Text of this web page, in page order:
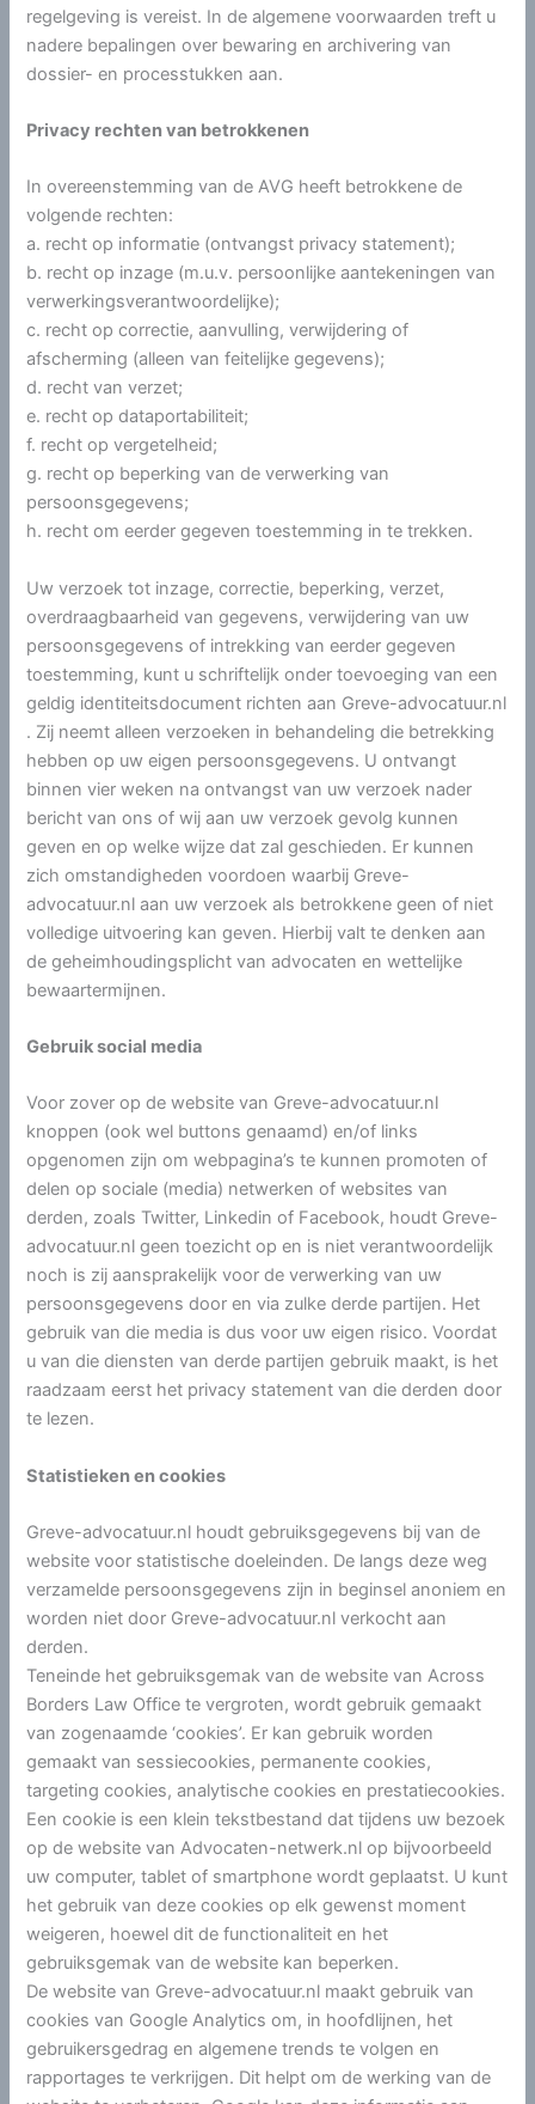
regelgeving is vereist. In de algemene voorwaarden treft u
nadere bepalingen over bewaring en archivering van
dossier- en processtukken aan.
Privacy rechten van betrokkenen
In overeenstemming van de AVG heeft betrokkene de
volgende rechten:
a. recht op informatie (ontvangst privacy statement);
b. recht op inzage (m.u.v. persoonlijke aantekeningen van
verwerkingsverantwoordelijke);
c. recht op correctie, aanvulling, verwijdering of
afscherming (alleen van feitelijke gegevens);
d. recht van verzet;
e. recht op dataportabiliteit;
f. recht op vergetelheid;
g. recht op beperking van de verwerking van
persoonsgegevens;
h. recht om eerder gegeven toestemming in te trekken.
Uw verzoek tot inzage, correctie, beperking, verzet,
overdraagbaarheid van gegevens, verwijdering van uw
persoonsgegevens of intrekking van eerder gegeven
toestemming, kunt u schriftelijk onder toevoeging van een
geldig identiteitsdocument richten aan Greve-advocatuur.nl
. Zij neemt alleen verzoeken in behandeling die betrekking
hebben op uw eigen persoonsgegevens. U ontvangt
binnen vier weken na ontvangst van uw verzoek nader
bericht van ons of wij aan uw verzoek gevolg kunnen
geven en op welke wijze dat zal geschieden. Er kunnen
zich omstandigheden voordoen waarbij Greve-
advocatuur.nl aan uw verzoek als betrokkene geen of niet
volledige uitvoering kan geven. Hierbij valt te denken aan
de geheimhoudingsplicht van advocaten en wettelijke
bewaartermijnen.
Gebruik social media
Voor zover op de website van Greve-advocatuur.nl
knoppen (ook wel buttons genaamd) en/of links
opgenomen zijn om webpagina’s te kunnen promoten of
delen op sociale (media) netwerken of websites van
derden, zoals Twitter, Linkedin of Facebook, houdt Greve-
advocatuur.nl geen toezicht op en is niet verantwoordelijk
noch is zij aansprakelijk voor de verwerking van uw
persoonsgegevens door en via zulke derde partijen. Het
gebruik van die media is dus voor uw eigen risico. Voordat
u van die diensten van derde partijen gebruik maakt, is het
raadzaam eerst het privacy statement van die derden door
te lezen.
Statistieken en cookies
Greve-advocatuur.nl houdt gebruiksgegevens bij van de
website voor statistische doeleinden. De langs deze weg
verzamelde persoonsgegevens zijn in beginsel anoniem en
worden niet door Greve-advocatuur.nl verkocht aan
derden.
Teneinde het gebruiksgemak van de website van Across
Borders Law Office te vergroten, wordt gebruik gemaakt
van zogenaamde ‘cookies’. Er kan gebruik worden
gemaakt van sessiecookies, permanente cookies,
targeting cookies, analytische cookies en prestatiecookies.
Een cookie is een klein tekstbestand dat tijdens uw bezoek
op de website van Advocaten-netwerk.nl op bijvoorbeeld
uw computer, tablet of smartphone wordt geplaatst. U kunt
het gebruik van deze cookies op elk gewenst moment
weigeren, hoewel dit de functionaliteit en het
gebruiksgemak van de website kan beperken.
De website van Greve-advocatuur.nl maakt gebruik van
cookies van Google Analytics om, in hoofdlijnen, het
gebruikersgedrag en algemene trends te volgen en
rapportages te verkrijgen. Dit helpt om de werking van de